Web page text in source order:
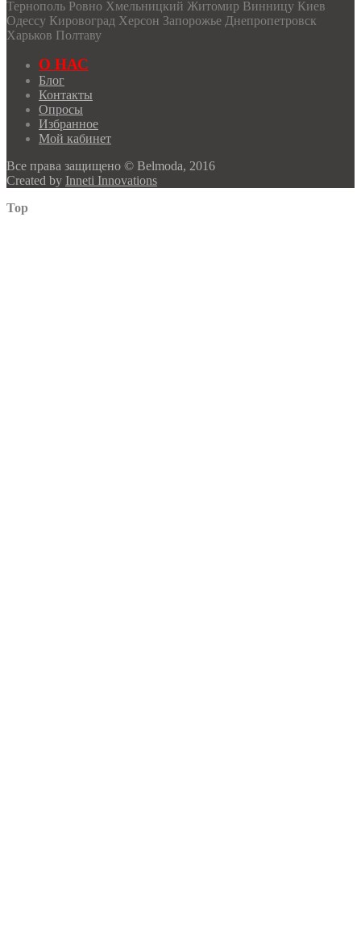
Тернополь Ровно Хмельницкий Житомир Винницу Киев
Одессу Кировоград Херсон Запорожье Днепропетровск
Харьков Полтаву
О НАС
Блог
Контакты
Опросы
Избранное
Мой кабинет
Все права защищено © Belmoda, 2016
Created by Inneti Innovations
Top